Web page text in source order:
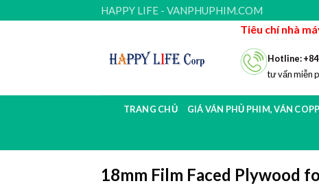
to
HAPPY LIFE - VANPHUPHIM.COM
Tiêu chí nhà
Hotline: +84
tư vấn miễn
TRANG CHỦ GIÁ VÁN PHỦ PHIM, VÁN
18mm Film Faced Plywood